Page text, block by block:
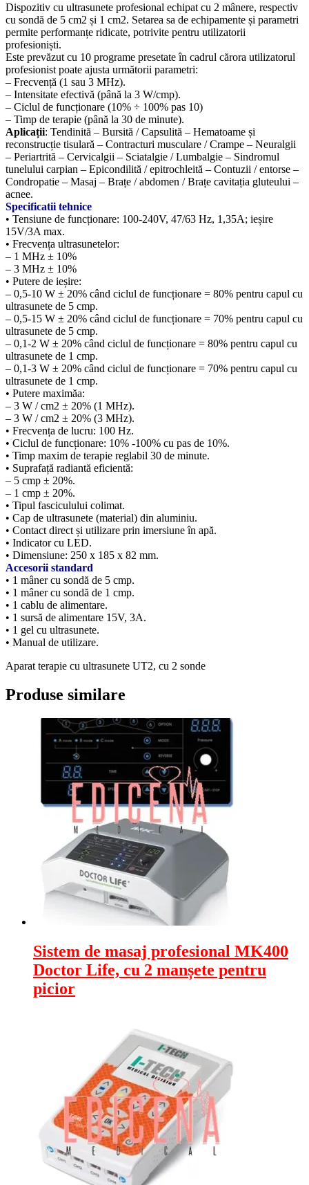
Dispozitiv cu ultrasunete profesional echipat cu 2 mânere, respectiv
cu sondă de 5 cm2 și 1 cm2. Setarea sa de echipamente și parametri
permite performanțe ridicate, potrivite pentru utilizatorii
profesioniști.
Este prevăzut cu 10 programe presetate în cadrul cărora utilizatorul
profesionist poate ajusta următorii parametri:
– Frecvență (1 sau 3 MHz).
– Intensitate efectivă (până la 3 W/cmp).
– Ciclul de funcționare (10% ÷ 100% pas 10)
– Timp de terapie (până la 30 de minute).
Aplicații: Tendinită – Bursită / Capsulită – Hematoame și
reconstrucție tisulară – Contracturi musculare / Crampe – Neuralgii
– Periartrită – Cervicalgii – Sciatalgie / Lumbalgie – Sindromul
tunelului carpian – Epicondilită / epitrochleită – Contuzii / entorse –
Condropatie – Masaj – Brațe / abdomen / Brațe cavitația gluteului –
acnee.
Specificatii tehnice
• Tensiune de funcționare: 100-240V, 47/63 Hz, 1,35A; ieșire
15V/3A max.
• Frecvența ultrasunetelor:
– 1 MHz ± 10%
– 3 MHz ± 10%
• Putere de ieșire:
– 0,5-10 W ± 20% când ciclul de funcționare = 80% pentru capul cu
ultrasunete de 5 cmp.
– 0,5-15 W ± 20% când ciclul de funcționare = 70% pentru capul cu
ultrasunete de 5 cmp.
– 0,1-2 W ± 20% când ciclul de funcționare = 80% pentru capul cu
ultrasunete de 1 cmp.
– 0,1-3 W ± 20% când ciclul de funcționare = 70% pentru capul cu
ultrasunete de 1 cmp.
• Putere maximăa:
– 3 W / cm2 ± 20% (1 MHz).
– 3 W / cm2 ± 20% (3 MHz).
• Frecvența de lucru: 100 Hz.
• Ciclul de funcționare: 10% -100% cu pas de 10%.
• Timp maxim de terapie reglabil 30 de minute.
• Suprafață radiantă eficientă:
– 5 cmp ± 20%.
– 1 cmp ± 20%.
• Tipul fasciculului colimat.
• Cap de ultrasunete (material) din aluminiu.
• Contact direct și utilizare prin imersiune în apă.
• Indicator cu LED.
• Dimensiune: 250 x 185 x 82 mm.
Accesorii standard
• 1 mâner cu sondă de 5 cmp.
• 1 mâner cu sondă de 1 cmp.
• 1 cablu de alimentare.
• 1 sursă de alimentare 15V, 3A.
• 1 gel cu ultrasunete.
• Manual de utilizare.
Aparat terapie cu ultrasunete UT2, cu 2 sonde
Produse similare
Sistem de masaj profesional MK400
Doctor Life, cu 2 manșete pentru
picior